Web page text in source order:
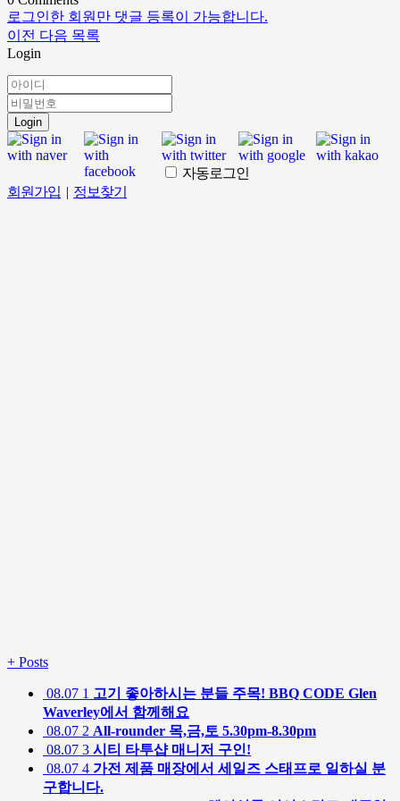
로그인한 회원만 댓글 등록이 가능합니다.
이전 다음 목록
Login
Login
자동로그인
회원가입 | 정보찾기
+ Posts
08.07 1 고기 좋아하시는 분들 주목! BBQ CODE Glen
Waverley에서 함께해요
08.07 2 All-rounder 목,금,토 5.30pm-8.30pm
08.07 3 시티 타투샵 매니저 구인!
08.07 4 가전 제품 매장에서 세일즈 스태프로 일하실 분
구합니다.